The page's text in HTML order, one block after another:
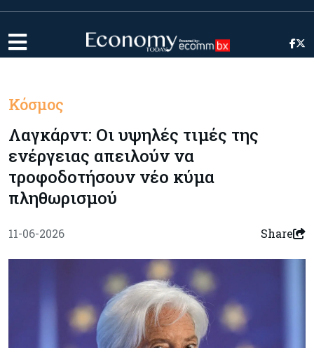
Κόσμος
Λαγκάρντ: Οι υψηλές τιμές της
ενέργειας απειλούν να
τροφοδοτήσουν νέο κύμα
πληθωρισμού
11-06-2026 Share